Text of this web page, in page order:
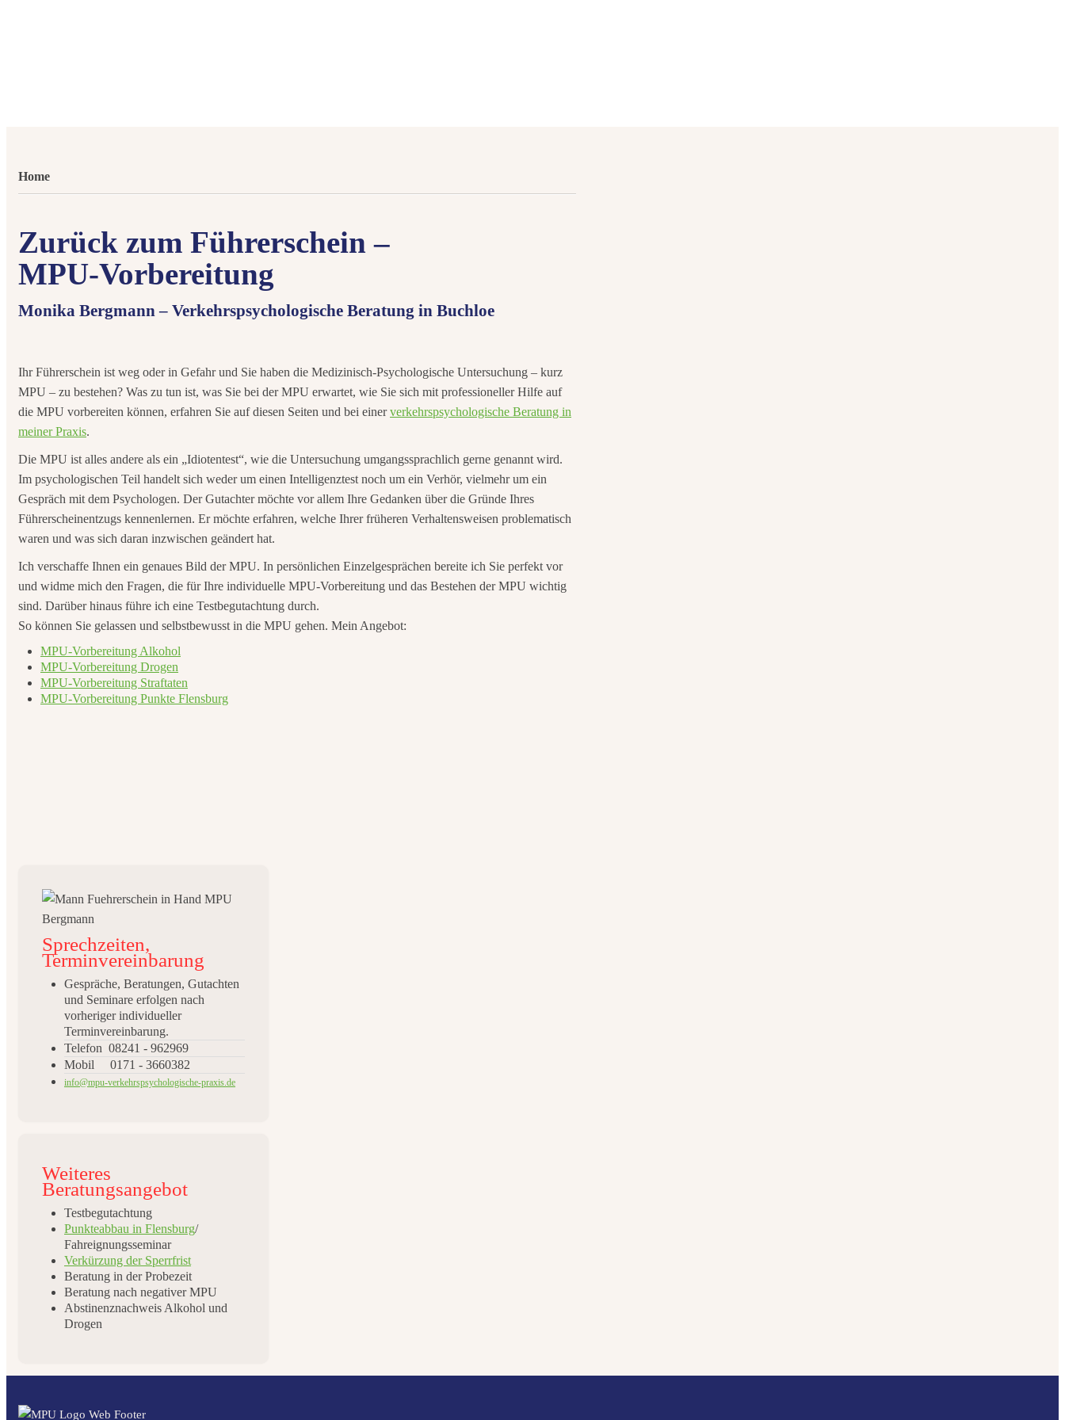
Home
Zurück zum Führerschein –
MPU-Vorbereitung
Monika Bergmann – Verkehrspsychologische Beratung in Buchloe
Ihr Führerschein ist weg oder in Gefahr und Sie haben die Medizinisch-Psychologische Untersuchung – kurz
MPU – zu bestehen? Was zu tun ist, was Sie bei der MPU erwartet, wie Sie sich mit professioneller Hilfe auf
die MPU vorbereiten können, erfahren Sie auf diesen Seiten und bei einerverkehrspsychologische Beratung in
meiner Praxis.
Die MPU ist alles andere als ein „Idiotentest“, wie die Untersuchung umgangssprachlich gerne genannt wird.
Im psychologischen Teil handelt sich weder um einen Intelligenztest noch um ein Verhör, vielmehr um ein
Gespräch mit dem Psychologen. Der Gutachter möchte vor allem Ihre Gedanken über die Gründe Ihres
Führerscheinentzugs kennenlernen. Er möchte erfahren, welche Ihrer früheren Verhaltensweisen problematisch
waren und was sich daran inzwischen geändert hat.
Ich verschaffe Ihnen ein genaues Bild der MPU. In persönlichen Einzelgesprächen bereite ich Sie perfekt vor
und widme mich den Fragen, die für Ihre individuelle MPU-Vorbereitung und das Bestehen der MPU wichtig
sind. Darüber hinaus führe ich eine Testbegutachtung durch.
So können Sie gelassen und selbstbewusst in die MPU gehen. Mein Angebot:
MPU-Vorbereitung Alkohol
MPU-Vorbereitung Drogen
MPU-Vorbereitung Straftaten
MPU-Vorbereitung Punkte Flensburg
Sprechzeiten,
Terminvereinbarung
Gespräche, Beratungen, Gutachten
und Seminare erfolgen nach
vorheriger individueller
Terminvereinbarung.
Telefon 08241 - 962969
Mobil 0171 - 3660382
info@mpu-verkehrspsychologische-praxis.de
Weiteres
Beratungsangebot
Testbegutachtung
Punkteabbau in Flensburg/
Fahreignungsseminar
Verkürzung der Sperrfrist
Beratung in der Probezeit
Beratung nach negativer MPU
Abstinenznachweis Alkohol und
Drogen